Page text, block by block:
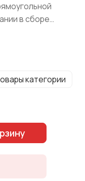
в сборе
три
для
категории